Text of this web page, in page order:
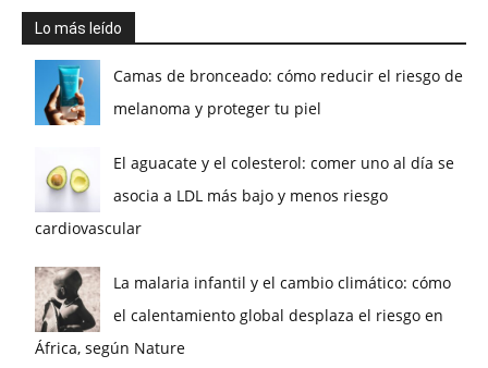
Lo más leído
Camas de bronceado: cómo reducir el riesgo de
melanoma y proteger tu piel
El aguacate y el colesterol: comer uno al día se
asocia a LDL más bajo y menos riesgo
cardiovascular
La malaria infantil y el cambio climático: cómo
el calentamiento global desplaza el riesgo en
África, según Nature